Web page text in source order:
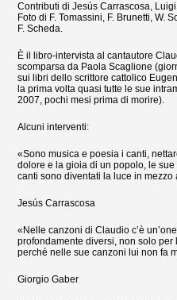
Contributi di Jesús Carrascosa,
Foto di F. Tomassini, F. Brunetti, W.
F. Scheda.
È il libro-intervista al cantautore
scomparsa da Paola Scaglione
sui libri dello scrittore cattolico
la prima volta quasi tutte le sue
2007, pochi mesi prima di morire).
Alcuni interventi:
«Sono musica e poesia i canti,
dolore e la gioia di un popolo, le
canti sono diventati la luce in
Jesús Carrascosa
«Nelle canzoni di Claudio c’è
profondamente diversi, non solo
perché nelle sue canzoni lui non fa
Giorgio Gaber